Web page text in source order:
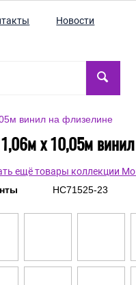
Новости
винил на флизелине
х 10,05м
ещё товары коллекции
HC71525-23